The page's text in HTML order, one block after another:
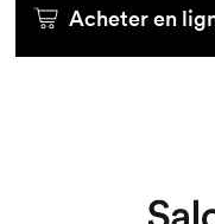
Acheter en